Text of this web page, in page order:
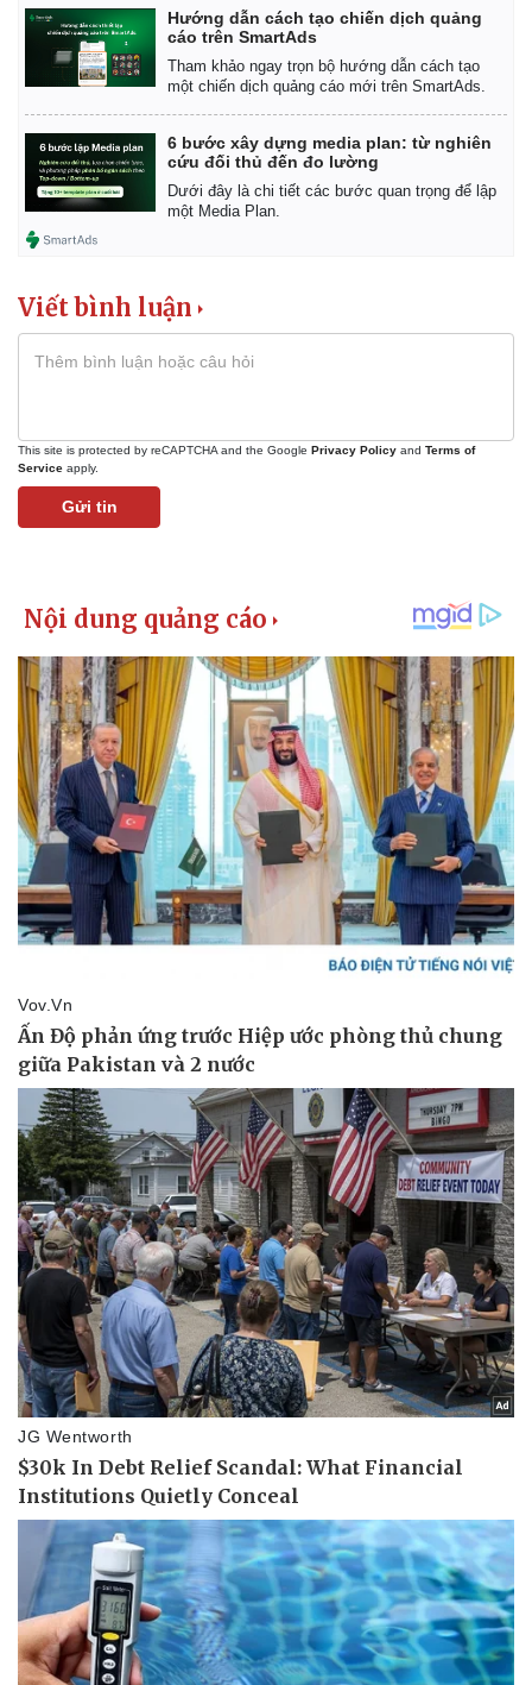
Kinh tế
Bất động sản
Khởi nghiệp
Thị trường
Tiêu dùng
Tỷ giá
Chứng khoán
Giá cà phê
Hướng dẫn cách tạo chiến dịch quảng
cáo trên SmartAds
Tham khảo ngay trọn bộ hướng dẫn cách tạo
một chiến dịch quảng cáo mới trên SmartAds.
6 bước xây dựng media plan: từ nghiên
cứu đối thủ đến đo lường
Dưới đây là chi tiết các bước quan trọng để lập
một Media Plan.
Viết bình luận
This site is protected by reCAPTCHA and the Google Privacy Policy and Terms of
Service apply.
Gửi tin